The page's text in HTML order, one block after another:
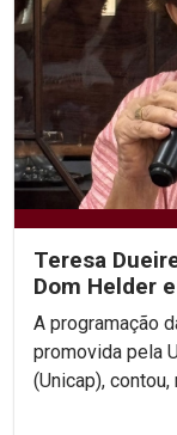
Teresa
Dom Helder
Esperança
A programação
promovida pela
(Unicap), contou,